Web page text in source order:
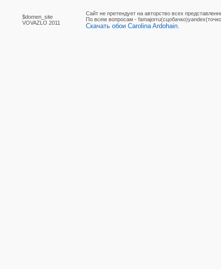
$domen_site
VOVAZLO 2011
Сайт не претендует на авторство всех
По вcем вопросам -
Скачать обои Carolina Ardohain.